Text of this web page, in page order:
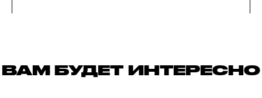
ВАМ БУДЕТ ИНТЕРЕСНО